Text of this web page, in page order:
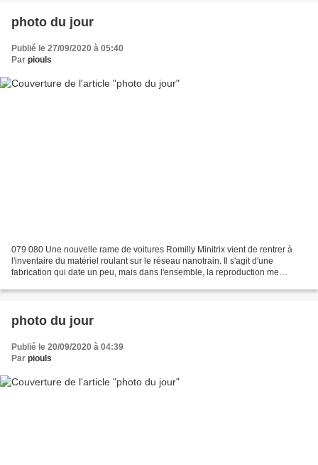
photo du jour
Publié le 27/09/2020 à 05:40
Par piouls
079 080 Une nouvelle rame de voitures Romilly Minitrix vient de rentrer à
l'inventaire du matériel roulant sur le réseau nanotrain. Il s'agit d'une
fabrication qui date un peu, mais dans l'ensemble, la reproduction me
photo du jour
Publié le 20/09/2020 à 04:39
Par piouls